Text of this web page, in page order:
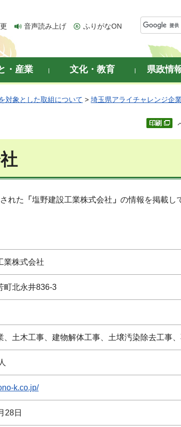
音声読み上げ ふりがなON
・産業 文化・教育 県政情
対象とした取組について > 埼玉県アライチャレンジ企
れた 「 塩野建設工業株式会社 」 の情報を掲載し
業株式会社
町北永井836-3
、土木工事、建物解体工事、土壌汚染除去工事
k.co.jp/
28日